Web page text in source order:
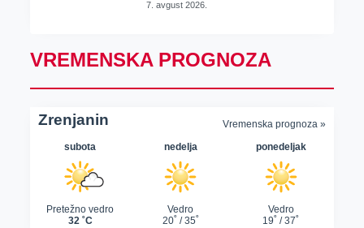
7. avgust 2026.
VREMENSKA PROGNOZA